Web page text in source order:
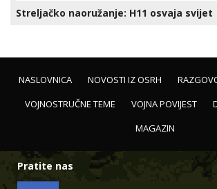
Streljačko naoružanje: H11 osvaja svijet
NASLOVNICA NOVOSTI IZ OSRH
VOJNOSTRUČNE TEME
VOJNA POVIJEST
MAGAZIN
Pratite nas